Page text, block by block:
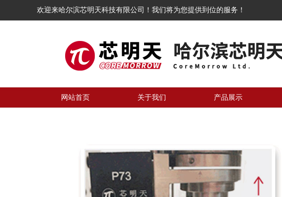
欢迎来哈尔滨芯明天科技有限公司！我们将为您提供到位的服务！
网站首页 关于我们 产品展示